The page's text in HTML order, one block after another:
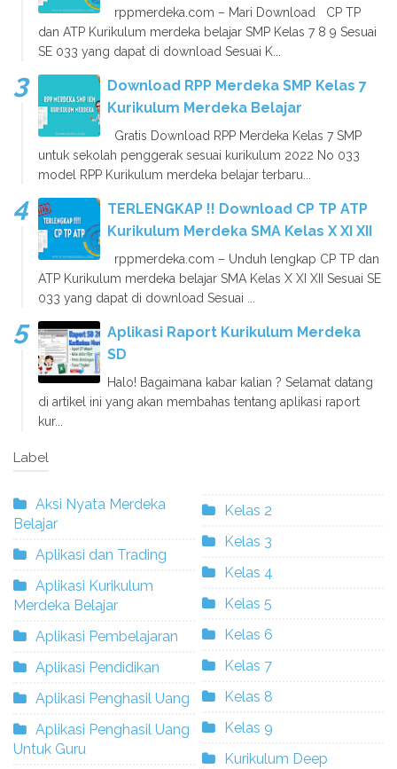
rppmerdeka.com – Mari Download CP TP
dan ATP Kurikulum merdeka belajar SMP Kelas 7 8 9 Sesuai
SE 033 yang dapat di download Sesuai K...
Download RPP Merdeka SMP Kelas 7
Kurikulum Merdeka Belajar
Gratis Download RPP Merdeka Kelas 7 SMP
untuk sekolah penggerak sesuai kurikulum 2022 No 033
model RPP Kurikulum merdeka belajar terbaru...
TERLENGKAP !! Download CP TP ATP
Kurikulum Merdeka SMA Kelas X XI XII
rppmerdeka.com – Unduh lengkap CP TP dan
ATP Kurikulum merdeka belajar SMA Kelas X XI XII Sesuai SE
033 yang dapat di download Sesuai ...
Aplikasi Raport Kurikulum Merdeka
SD
Halo! Bagaimana kabar kalian ? Selamat datang
di artikel ini yang akan membahas tentang aplikasi raport
kur...
Label
Aksi Nyata Merdeka
Belajar
Aplikasi dan Trading
Aplikasi Kurikulum
Merdeka Belajar
Aplikasi Pembelajaran
Aplikasi Pendidikan
Aplikasi Penghasil Uang
Aplikasi Penghasil Uang
Untuk Guru
Kelas 2
Kelas 3
Kelas 4
Kelas 5
Kelas 6
Kelas 7
Kelas 8
Kelas 9
Kurikulum Deep